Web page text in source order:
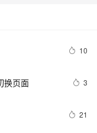
10
换页面 3
21